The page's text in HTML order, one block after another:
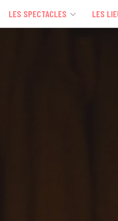
LES SPECTACLES LES